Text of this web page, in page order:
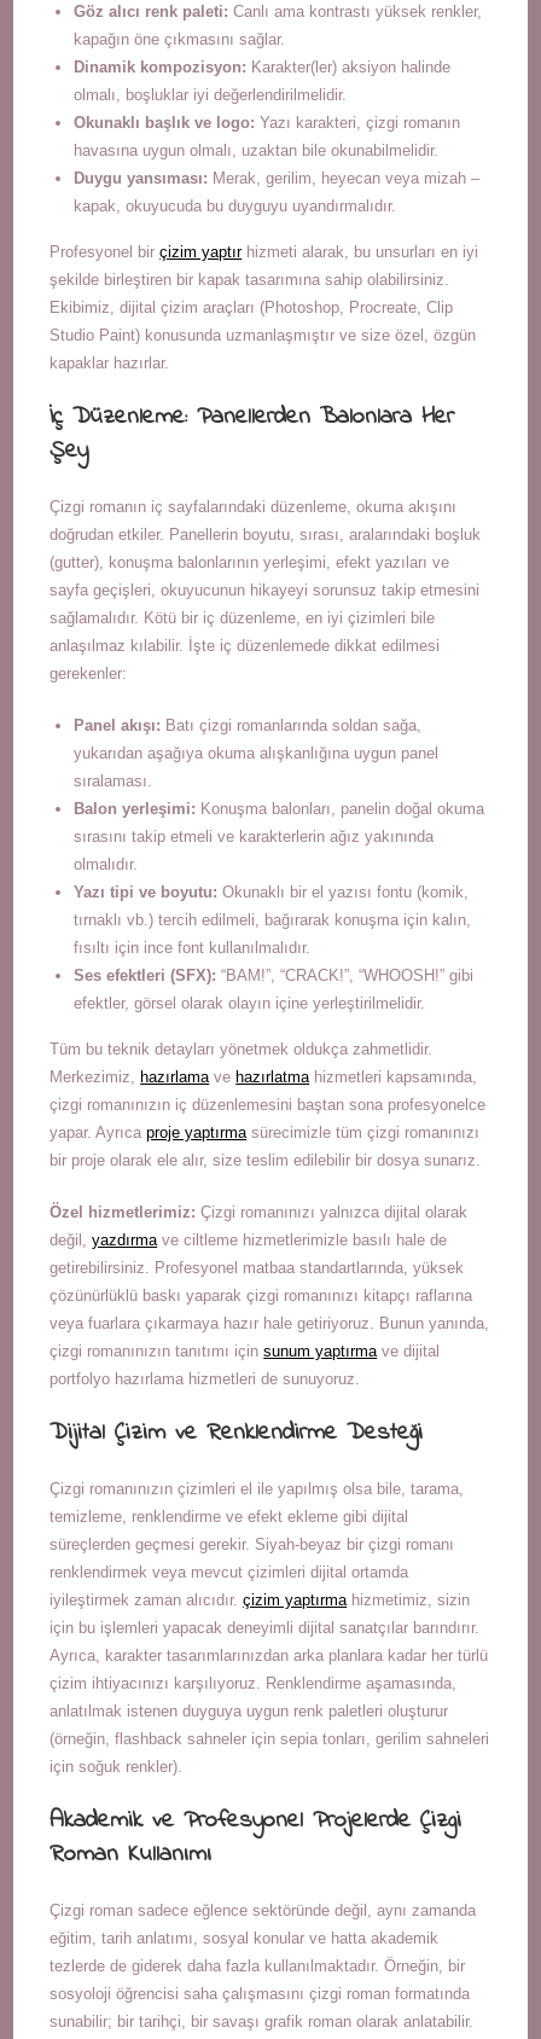
Göz alıcı renk paleti: Canlı ama kontrastı yüksek renkler,
kapağın öne çıkmasını sağlar.
Dinamik kompozisyon: Karakter(ler) aksiyon halinde
olmalı, boşluklar iyi değerlendirilmelidir.
Okunaklı başlık ve logo: Yazı karakteri, çizgi romanın
havasına uygun olmalı, uzaktan bile okunabilmelidir.
Duygu yansıması: Merak, gerilim, heyecan veya mizah –
kapak, okuyucuda bu duyguyu uyandırmalıdır.
Profesyonel birçizim yaptırhizmeti alarak, bu unsurları en iyi
şekilde birleştiren bir kapak tasarımına sahip olabilirsiniz.
Ekibimiz, dijital çizim araçları (Photoshop, Procreate, Clip
Studio Paint) konusunda uzmanlaşmıştır ve size özel, özgün
kapaklar hazırlar.
İç Düzenleme: Panellerden Balonlara Her
Şey
Çizgi romanın iç sayfalarındaki düzenleme, okuma akışını
doğrudan etkiler. Panellerin boyutu, sırası, aralarındaki boşluk
(gutter), konuşma balonlarının yerleşimi, efekt yazıları ve
sayfa geçişleri, okuyucunun hikayeyi sorunsuz takip etmesini
sağlamalıdır. Kötü bir iç düzenleme, en iyi çizimleri bile
anlaşılmaz kılabilir. İşte iç düzenlemede dikkat edilmesi
gerekenler:
Panel akışı: Batı çizgi romanlarında soldan sağa,
yukarıdan aşağıya okuma alışkanlığına uygun panel
sıralaması.
Balon yerleşimi: Konuşma balonları, panelin doğal okuma
sırasını takip etmeli ve karakterlerin ağız yakınında
olmalıdır.
Yazı tipi ve boyutu: Okunaklı bir el yazısı fontu (komik,
tırnaklı vb.) tercih edilmeli, bağırarak konuşma için kalın,
fısıltı için ince font kullanılmalıdır.
Ses efektleri (SFX): “BAM!”, “CRACK!”, “WHOOSH!” gibi
efektler, görsel olarak olayın içine yerleştirilmelidir.
Tüm bu teknik detayları yönetmek oldukça zahmetlidir.
Merkezimiz,hazırlama vehazırlatma hizmetleri kapsamında,
çizgi romanınızın iç düzenlemesini baştan sona profesyonelce
yapar. Ayrıcaproje yaptırma sürecimizle tüm çizgi romanınızı
bir proje olarak ele alır, size teslim edilebilir bir dosya sunarız.
Özel hizmetlerimiz: Çizgi romanınızı yalnızca dijital olarak
değil,yazdırma ve ciltleme hizmetlerimizle basılı hale de
getirebilirsiniz. Profesyonel matbaa standartlarında, yüksek
çözünürlüklü baskı yaparak çizgi romanınızı kitapçı raflarına
veya fuarlara çıkarmaya hazır hale getiriyoruz. Bunun yanında,
çizgi romanınızın tanıtımı içinsunum yaptırma ve dijital
portfolyo hazırlama hizmetleri de sunuyoruz.
Dijital Çizim ve Renklendirme Desteği
Çizgi romanınızın çizimleri el ile yapılmış olsa bile, tarama,
temizleme, renklendirme ve efekt ekleme gibi dijital
süreçlerden geçmesi gerekir. Siyah-beyaz bir çizgi romanı
renklendirmek veya mevcut çizimleri dijital ortamda
iyileştirmek zaman alıcıdır.çizim yaptırma hizmetimiz, sizin
için bu işlemleri yapacak deneyimli dijital sanatçılar barındırır.
Ayrıca, karakter tasarımlarınızdan arka planlara kadar her türlü
çizim ihtiyacınızı karşılıyoruz. Renklendirme aşamasında,
anlatılmak istenen duyguya uygun renk paletleri oluşturur
(örneğin, flashback sahneler için sepia tonları, gerilim sahneleri
için soğuk renkler).
Akademik ve Profesyonel Projelerde Çizgi
Roman Kullanımı
Çizgi roman sadece eğlence sektöründe değil, aynı zamanda
eğitim, tarih anlatımı, sosyal konular ve hatta akademik
tezlerde de giderek daha fazla kullanılmaktadır. Örneğin, bir
sosyoloji öğrencisi saha çalışmasını çizgi roman formatında
sunabilir; bir tarihçi, bir savaşı grafik roman olarak anlatabilir.